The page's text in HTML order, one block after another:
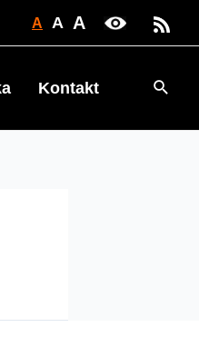
A A A
Kontakt